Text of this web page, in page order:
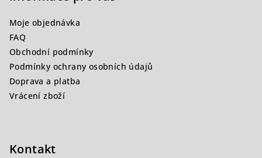
Moje objednávka
FAQ
Obchodní podmínky
Podmínky ochrany osobních údajů
Doprava a platba
Vrácení zboží
Kontakt